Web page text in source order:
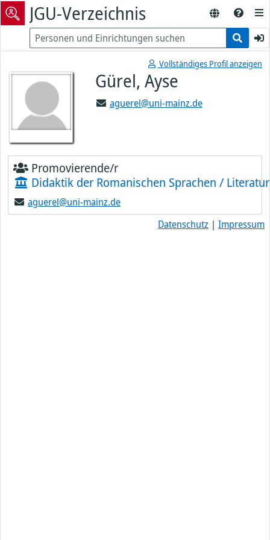
JGU-Verzeichnis
Vollständiges Profil anzeigen
Gürel, Ayse
aguerel@uni-mainz.de
Promovierende/r
Didaktik der Romanischen Sprachen /
aguerel@uni-mainz.de
Datenschutz | Impressum